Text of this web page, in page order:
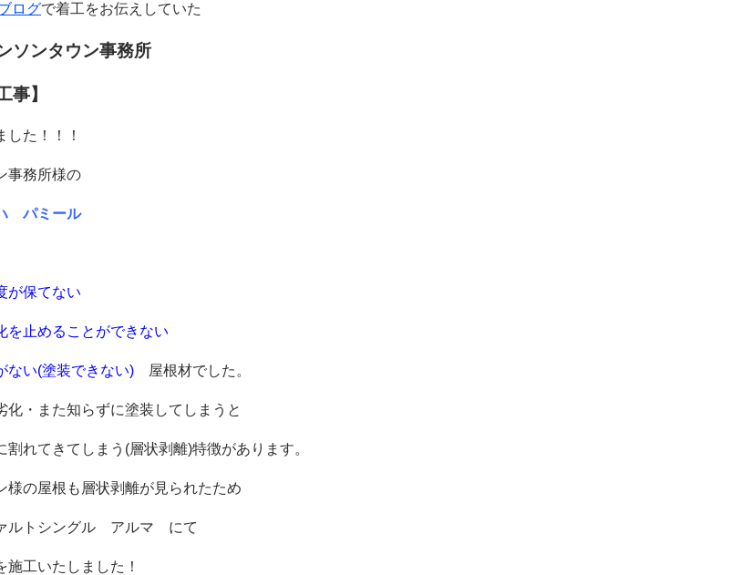
ログで着工をお伝えしていた
ソンタウン事務所
事】
した！！！
事務所様の
パミール
が保てない
を止めることができない
ない(塗装できない) 屋根材でした。
化・また知らずに塗装してしまうと
割れてきてしまう(層状剥離)特徴があります。
様の屋根も層状剥離が見られたため
ルトシングル アルマ にて
施工いたしました！